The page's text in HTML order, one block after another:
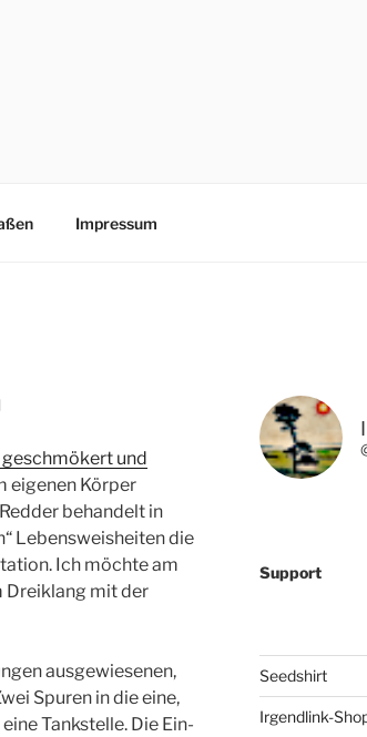
Impressum
und
eigenen Körper
behandelt in
Lebensweisheiten die
Ich möchte am
Dreiklang mit der
ausgewiesenen,
Spuren in die eine,
Tankstelle. Die Ein-
Support
Seedshirt
Irgendlink-